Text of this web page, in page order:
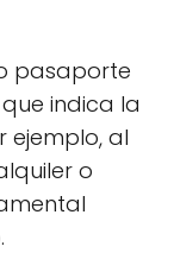
pasaporte
indica la
ejemplo, al
o